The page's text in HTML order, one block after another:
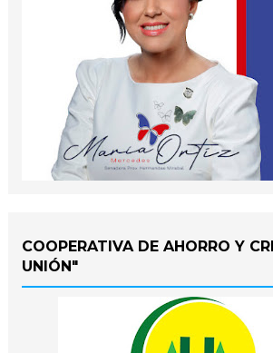
COOPERATIVA DE AHORRO Y
UNIÓN"